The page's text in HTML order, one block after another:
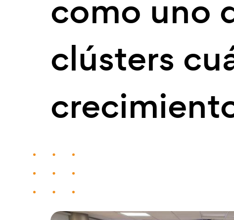
como uno
clústers